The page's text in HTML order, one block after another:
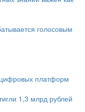
голосовым
цифровых платформ
1,3 млрд рублей